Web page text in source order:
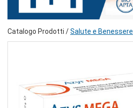
Catalogo Prodotti /Salute e Benessere